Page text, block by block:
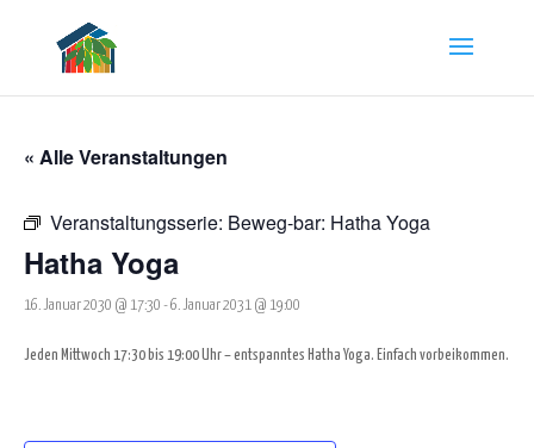
« Alle Veranstaltungen
Veranstaltungsserie: Beweg-bar: Hatha Yoga
Hatha Yoga
16. Januar 2030 @ 17:30 -6. Januar 2031 @ 19:00
Jeden Mittwoch 17:30 bis 19:00 Uhr – entspanntes Hatha Yoga. Einfach vorbeikommen.